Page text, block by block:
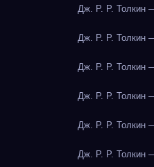
Дж. Р. Р. Толкин
Дж. Р. Р. Толкин
Дж. Р. Р. Толкин
Дж. Р. Р. Толкин
Дж. Р. Р. Толкин
Дж. Р. Р. Толкин